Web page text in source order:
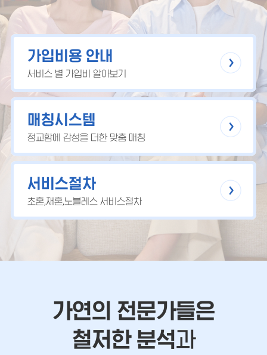
가입비용 안내
서비스 별 가입비 알아보기
매칭시스템
정교함에 감성을 더한 맞춤 매칭
서비스절차
초혼,재혼,노블레스 서비스절차
가연의 전문가들은
철저한 분석과